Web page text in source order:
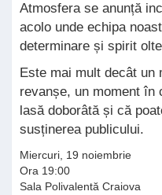
Atmosfera se anunță
acolo unde echipa
determinare și spirit
Este mai mult decât un
revanșe, un moment în
lasă doborâtă și că
susținerea publicului.
Miercuri, 19 noiembrie
Ora 19:00
Sala Polivalentă Craiova